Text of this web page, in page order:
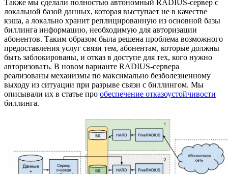
Также мы сделали полностью автономный RADIUS-сервер с
локальной базой данных, которая выступает не в качестве
кэша, а локально хранит реплицированную из основной базы
биллинга информацию, необходимую для авторизации
абонентов. Таким образом была решена проблема возможного
предоставления услуг связи тем, абонентам, которые должны
быть заблокированы, и отказ в доступе для тех, кого нужно
авторизовать. В новом варианте RADIUS-сервера
реализованы механизмы по максимально безболезненному
выходу из ситуации при разрыве связи с биллингом. Мы
описывали их в статье про обеспечение отказоустойчивости
биллинга.